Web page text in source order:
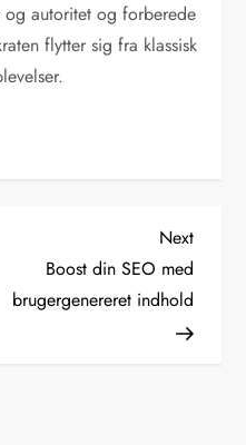
og autoritet og forberede
flytter sig fra klassisk
Next
Post
Next
Boost din SEO med
brugergenereret indhold